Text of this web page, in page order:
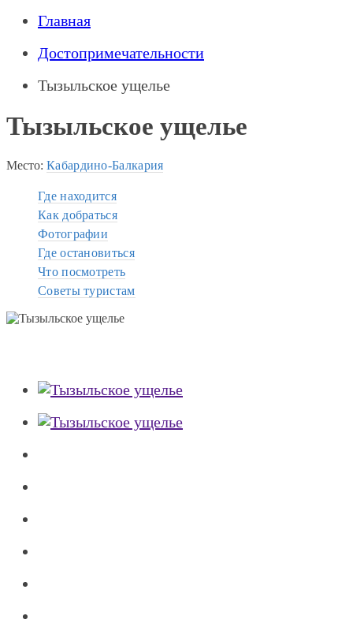
Главная
Достопримечательности
Тызыльское ущелье
Тызыльское ущелье
Место: Кабардино-Балкария
Где находится
Как добраться
Фотографии
Где остановиться
Что посмотреть
Советы туристам